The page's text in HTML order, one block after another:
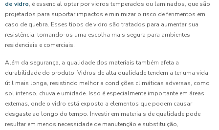
de vidro, é essencial optar por vidros temperados ou laminados, que são
projetados para suportar impactos e minimizar o risco de ferimentos em
caso de quebra. Esses tipos de vidro são tratados para aumentar sua
resistência, tornando-os uma escolha mais segura para ambientes
residenciais e comerciais.
Além da segurança, a qualidade dos materiais também afeta a
durabilidade do produto. Vidros de alta qualidade tendem a ter uma vida
útil mais longa, resistindo melhor a condições climáticas adversas, como
sol intenso, chuva e umidade. Isso é especialmente importante em áreas
externas, onde o vidro está exposto a elementos que podem causar
desgaste ao longo do tempo. Investir em materiais de qualidade pode
resultar em menos necessidade de manutenção e substituição,